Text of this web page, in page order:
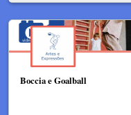
Boccia e Goalball